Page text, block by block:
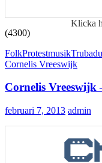
Klicka
(4300)
FolkProtestmusik
Cornelis Vreeswijk
Cornelis
februari 7, 2013 admin